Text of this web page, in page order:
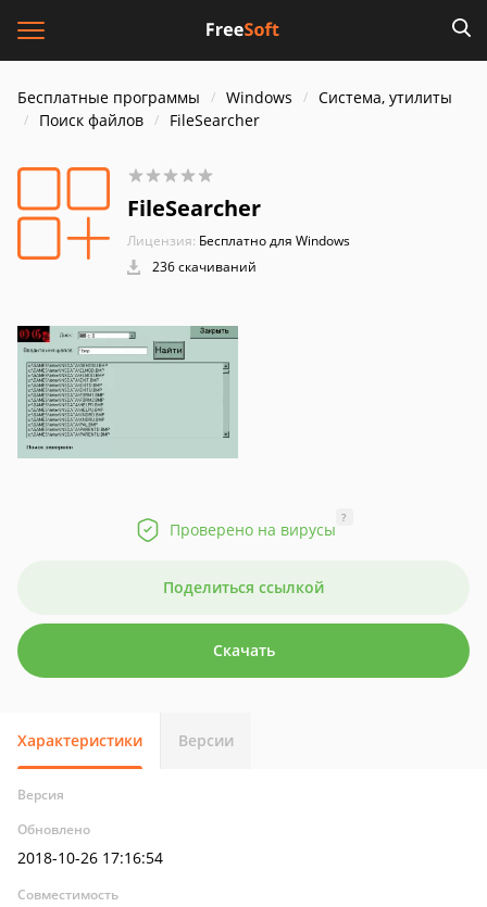
Бесплатные программы Windows
Система, утилиты
Поиск файлов
FileSearcher
FileSearcher
Лицензия: Бесплатно для Windows
236 скачиваний
Проверено на вирусы
?
Поделиться ссылкой
Скачать
Характеристики Версии
Версия
Обновлено
2018-10-26 17:16:54
Совместимость